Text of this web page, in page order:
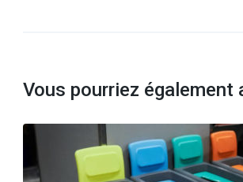
Vous pourriez également